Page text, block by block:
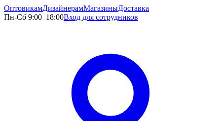
ОптовикамДизайнерамМагазиныДоставка
Пн-Сб 9:00–18:00Вход для сотрудников